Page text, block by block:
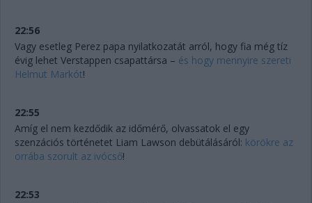
22:56
Vagy esetleg Perez papa nyilatkozatát arról, hogy fia még tíz
évig lehet Verstappen csapattársa – és hogy mennyire szereti
Helmut Markót!
22:55
Amíg el nem kezdődik az időmérő, olvassatok el egy
szenzációs történetet Liam Lawson debütálásáról: körökre az
orrába szorult az ivócső!
22:53